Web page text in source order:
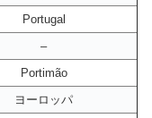
Portugal
–
Portimão
ヨーロッパ